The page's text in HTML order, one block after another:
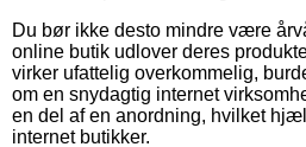
Du bør ikke desto mindre være
online butik udlover deres
virker ufattelig overkommelig,
om en snydagtig internet
en del af en anordning, hvilket
internet butikker.